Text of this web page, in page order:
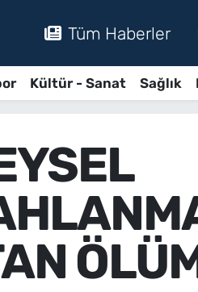
Tüm Haberler
Kültür - Sanat Sağlık